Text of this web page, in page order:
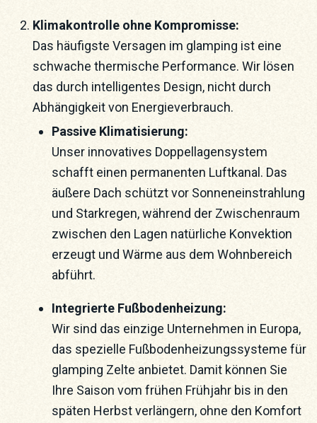
Klimakontrolle ohne Kompromisse:
Das häufigste Versagen im glamping ist eine
schwache thermische Performance. Wir lösen
das durch intelligentes Design, nicht durch
Abhängigkeit von Energieverbrauch.
Passive Klimatisierung:
Unser innovatives Doppellagensystem
schafft einen permanenten Luftkanal. Das
äußere Dach schützt vor Sonneneinstrahlung
und Starkregen, während der Zwischenraum
zwischen den Lagen natürliche Konvektion
erzeugt und Wärme aus dem Wohnbereich
abführt.
Integrierte Fußbodenheizung:
Wir sind das einzige Unternehmen in Europa,
das spezielle Fußbodenheizungssysteme für
glamping Zelte anbietet. Damit können Sie
Ihre Saison vom frühen Frühjahr bis in den
späten Herbst verlängern, ohne den Komfort